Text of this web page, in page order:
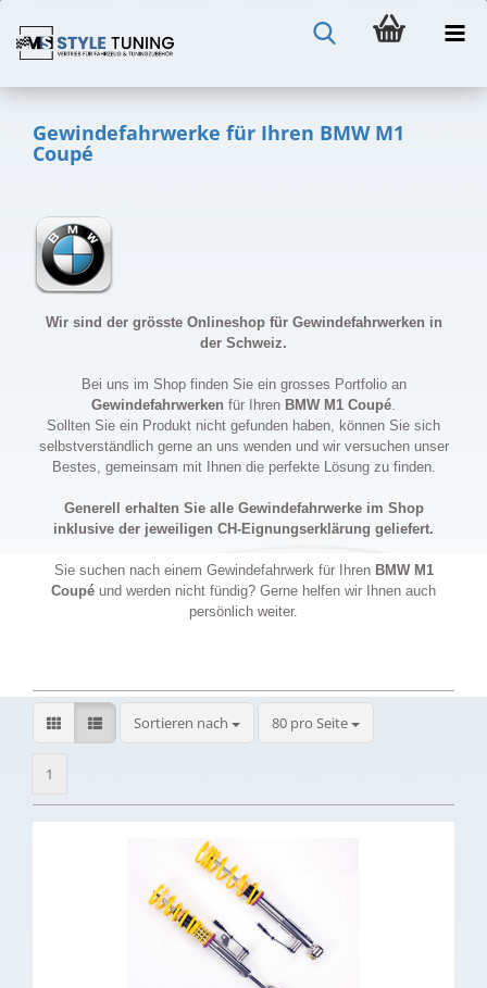
Gewindefahrwerke für Ihren BMW M1
Coupé
Wir sind der grösste Onlineshop für Gewindefahrwerken in
der Schweiz.
Bei uns im Shop finden Sie ein grosses Portfolio an
Gewindefahrwerken für Ihren BMW M1 Coupé.
Sollten Sie ein Produkt nicht gefunden haben, können Sie sich
selbstverständlich gerne an uns wenden und wir versuchen unser
Bestes, gemeinsam mit Ihnen die perfekte Lösung zu finden.
Generell erhalten Sie alle Gewindefahrwerke im Shop
inklusive der jeweiligen CH-Eignungserklärung geliefert.
Sie suchen nach einem Gewindefahrwerk für Ihren BMW M1
Coupé und werden nicht fündig? Gerne helfen wir Ihnen auch
persönlich weiter.
Sortieren nach
Sortieren nach 80 pro Seite
pro Seite
1